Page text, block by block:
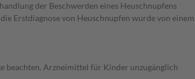
der Beschwerden eines Heuschnupfens
Erstdiagnose von Heuschnupfen wurde von einem
beachten. Arzneimittel für Kinder unzugänglich